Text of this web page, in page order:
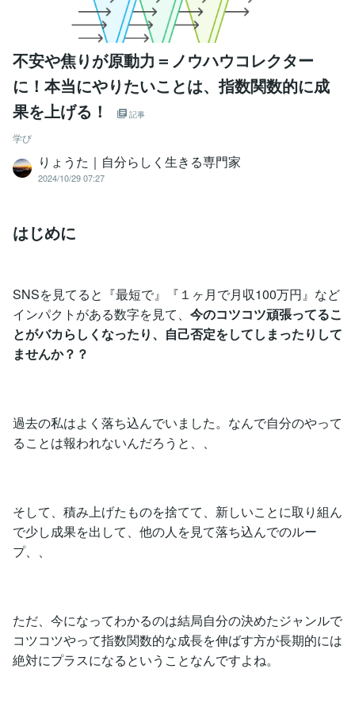
不安や焦りが原動力＝ノウハウコレクター
に！本当にやりたいことは、指数関数的に成
果を上げる！
記事
学び
りょうた｜自分らしく生きる専門家
2024/10/29 07:27
はじめに
SNSを見てると『最短で』『１ヶ月で月収100万円』など
インパクトがある数字を見て、 今のコツコツ頑張ってるこ
とがバカらしくなったり、自己否定をしてしまったりして
ませんか？？
過去の私はよく落ち込んでいました。なんで自分のやって
ることは報われないんだろうと、、
そして、積み上げたものを捨てて、新しいことに取り組ん
で少し成果を出して、他の人を見て落ち込んでのルー
プ、、
ただ、今になってわかるのは結局自分の決めたジャンルで
コツコツやって指数関数的な成長を伸ばす方が長期的には
絶対にプラスになるということなんですよね。